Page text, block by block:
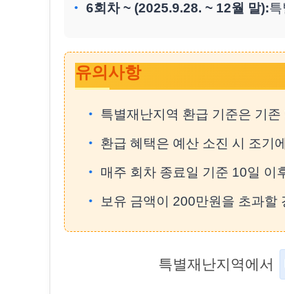
6회차 ~ (2025.9.28. ~ 12월 말):특
유의사항
특별재난지역 환급 기준은 기
환급 혜택은 예산 소진 시 조기
매주 회차 종료일 기준 10일 이
보유 금액이 200만원을 초과할
특별재난지역에서